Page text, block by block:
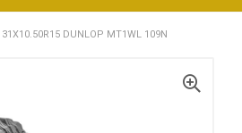
31X10.50R15 DUNLOP MT1WL 109N